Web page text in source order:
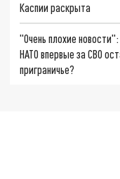
Каспии раскрыта
"Очень плохие
НАТО впервые за СВО
приграничье?